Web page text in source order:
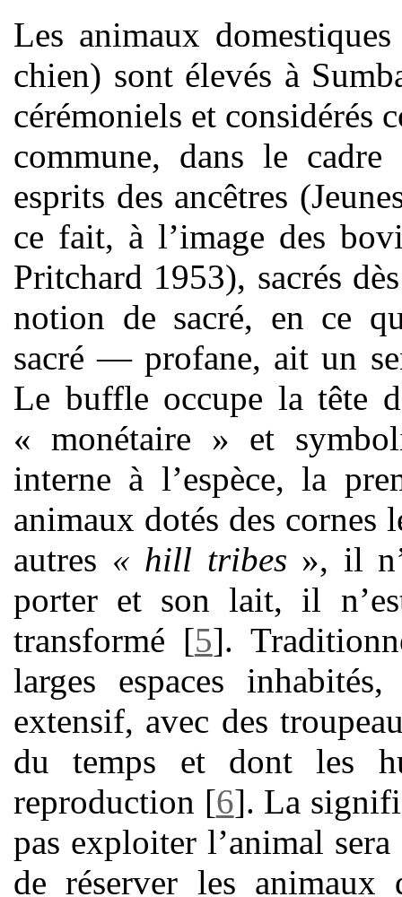
Les animaux
chien) sont élevés à
cérémoniels et considérés
commune, dans le
esprits des ancêtres
ce fait, à l’image des
Pritchard 1953), sacrés
notion de sacré, en ce
sacré — profane, ait un
Le buffle occupe la tête
« monétaire » et
interne à l’espèce, la
animaux dotés des cornes
autres « hill tribes », il
porter et son lait, il
transformé [5].
larges espaces
extensif, avec des
du temps et dont les
reproduction [6]. La
pas exploiter l’animal
de réserver les animaux